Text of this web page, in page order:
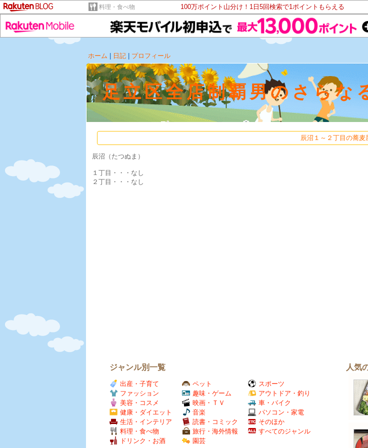
料理・食べ物 100万ポイント山分け！1日5回検索で1ポイントもらえる
ホーム
日記 プロフィール
足立区全店制覇男のさらな
辰沼１～２丁目の蕎麦
辰沼（たつぬま）
１丁目・・・なし
２丁目・・・なし
ジャンル別一覧
出産・子育て
ファッション
美容・コスメ
健康・ダイエット
生活・インテリア
料理・食べ物
ドリンク・お酒
ペット
趣味・ゲーム
映画・ＴＶ
音楽
読書・コミック
旅行・海外情報
園芸
スポーツ
アウトドア・釣り
車・バイク
パソコン・家電
そのほか
すべてのジャンル
人気